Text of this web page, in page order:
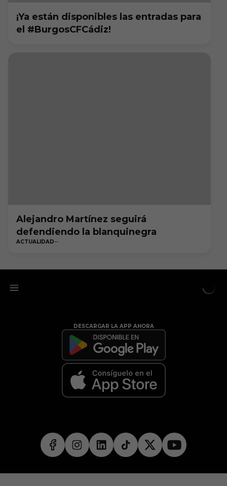
¡Ya están disponibles las entradas para
el #BurgosCFCádiz!
Alejandro Martínez seguirá
defendiendo la blanquinegra
ACTUALIDAD
DESCARGAR LA APP AHORA